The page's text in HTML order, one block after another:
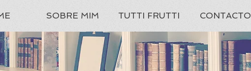
SOBRE MIM TUTTI FRUTTI CONTACTO